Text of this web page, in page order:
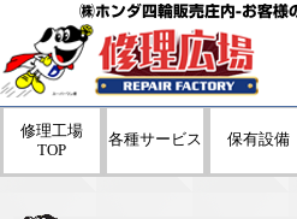
㈱ホンダ四輪販売庄内-お客様
修理工場
TOP
各種サービス 保有設備